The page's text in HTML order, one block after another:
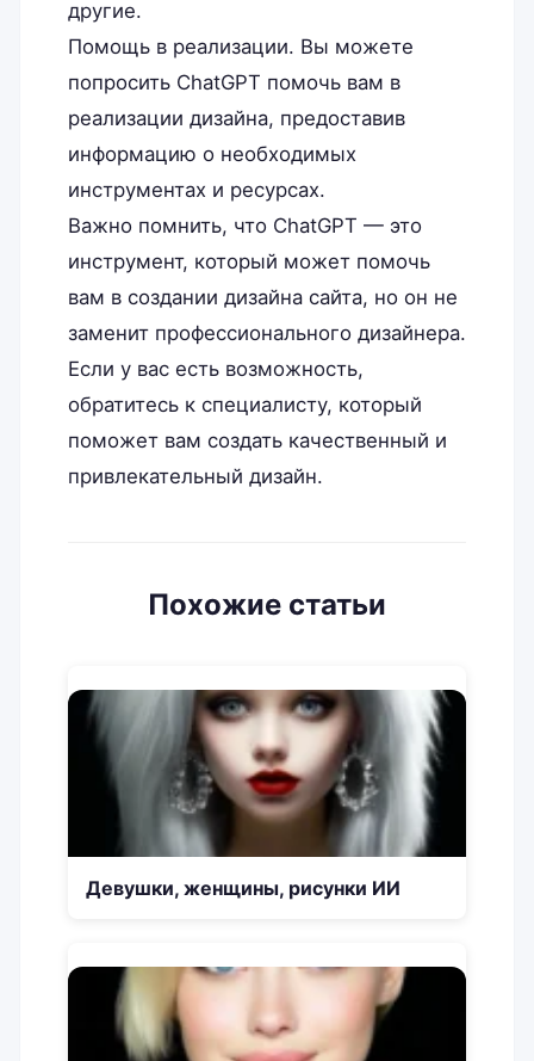
другие.
Помощь в реализации. Вы можете
попросить ChatGPT помочь вам в
реализации дизайна, предоставив
информацию о необходимых
инструментах и ресурсах.
Важно помнить, что ChatGPT — это
инструмент, который может помочь
вам в создании дизайна сайта, но он не
заменит профессионального дизайнера.
Если у вас есть возможность,
обратитесь к специалисту, который
поможет вам создать качественный и
привлекательный дизайн.
Похожие статьи
Девушки, женщины, рисунки ИИ